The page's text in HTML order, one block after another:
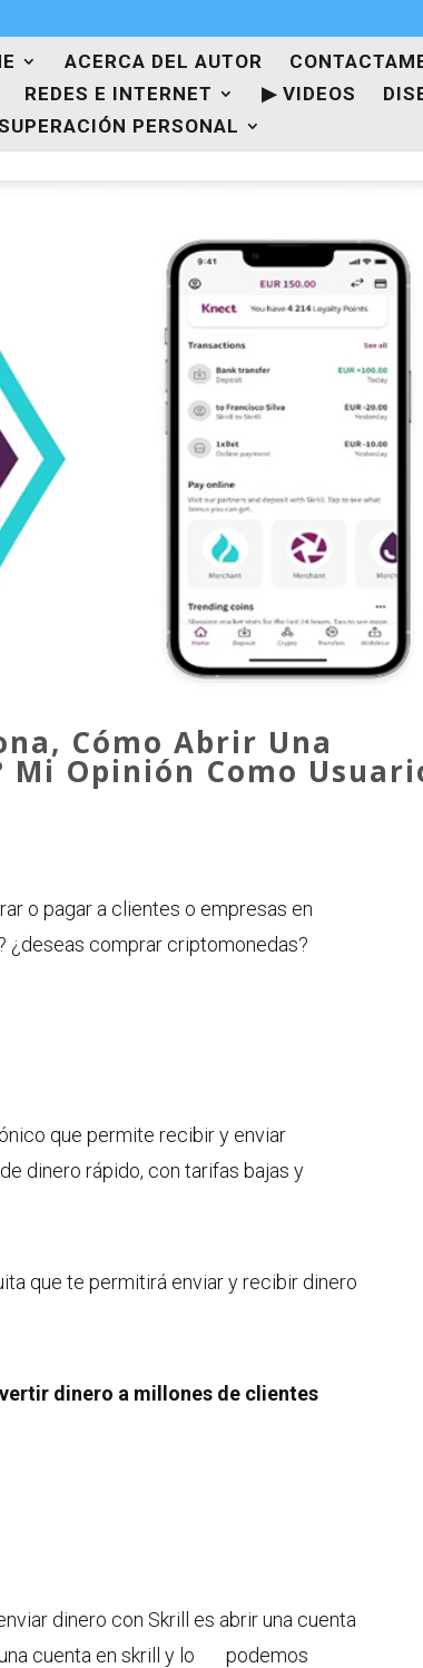
ACERCA DEL AUTOR
REDES E INTERNET ▶ VIDEOS
PERSONAL
Cómo Abrir Una
Mi Opinión Como
o pagar a clientes o empresas en
¿deseas comprar criptomonedas?
que permite recibir y enviar
dinero rápido, con tarifas bajas y
que te permitirá enviar y recibir dinero
dinero a millones de clientes
dinero con Skrill es abrir una cuenta
una cuenta en skrill y lo podemos